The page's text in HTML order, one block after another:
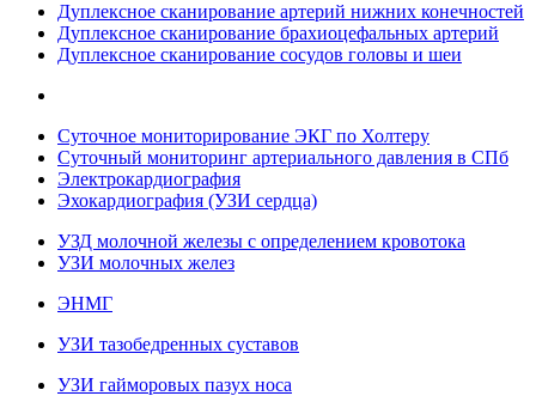
Дуплексное сканирование артерий нижних конечностей
Дуплексное сканирование брахиоцефальных артерий
Дуплексное сканирование сосудов головы и шеи
Суточное мониторирование ЭКГ по Холтеру
Суточный мониторинг артериального давления в СПб
Электрокардиография
Эхокардиография (УЗИ сердца)
УЗД молочной железы с определением кровотока
УЗИ молочных желез
ЭНМГ
УЗИ тазобедренных суставов
УЗИ гайморовых пазух носа